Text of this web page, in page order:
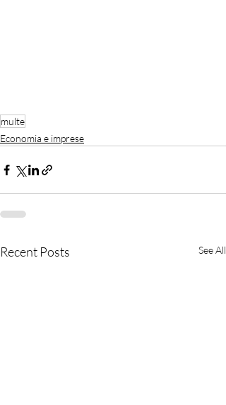
multe
Economia e imprese
Recent Posts See All